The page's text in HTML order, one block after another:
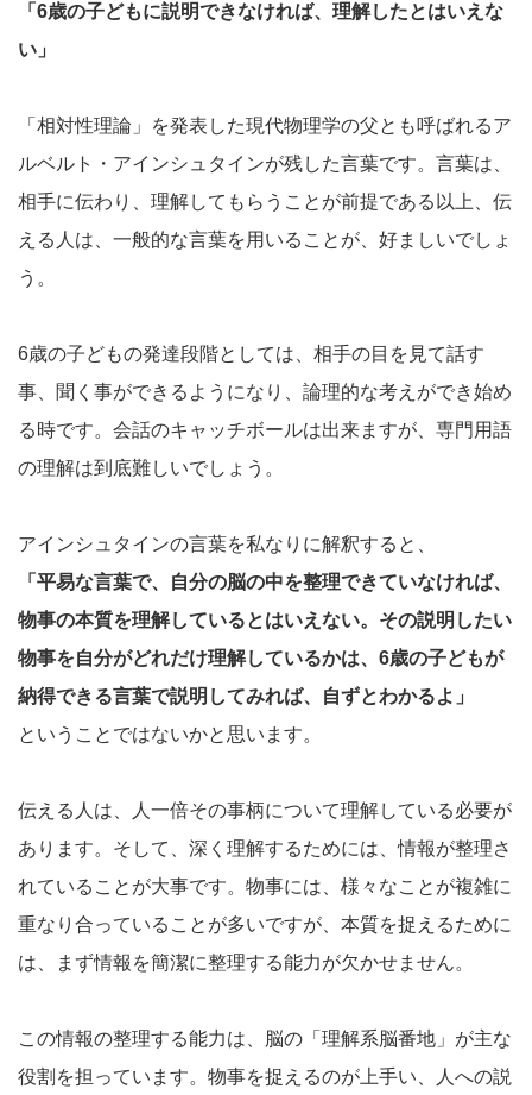
「6歳の子どもに説明できなければ、理解したとはいえな
い」
「相対性理論」を発表した現代物理学の父とも呼ばれるア
ルベルト・アインシュタインが残した言葉です。言葉は、
相手に伝わり、理解してもらうことが前提である以上、伝
える人は、一般的な言葉を用いることが、好ましいでしょ
う。
6歳の子どもの発達段階としては、相手の目を見て話す
事、聞く事ができるようになり、論理的な考えができ始め
る時です。会話のキャッチボールは出来ますが、専門用語
の理解は到底難しいでしょう。
アインシュタインの言葉を私なりに解釈すると、
「平易な言葉で、自分の脳の中を整理できていなければ、
物事の本質を理解しているとはいえない。その説明したい
物事を自分がどれだけ理解しているかは、6歳の子どもが
納得できる言葉で説明してみれば、自ずとわかるよ」
ということではないかと思います。
伝える人は、人一倍その事柄について理解している必要が
あります。そして、深く理解するためには、情報が整理さ
れていることが大事です。物事には、様々なことが複雑に
重なり合っていることが多いですが、本質を捉えるために
は、まず情報を簡潔に整理する能力が欠かせません。
この情報の整理する能力は、脳の「理解系脳番地」が主な
役割を担っています。物事を捉えるのが上手い、人への説